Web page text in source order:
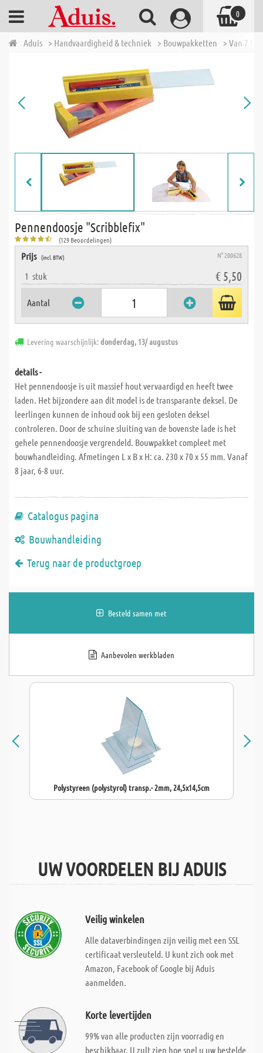
Aduis > Handvaardigheid & techniek > Bouwpakketten > Van 7 tot
Pennendoosje "Scribblefix"
(129 Beoordelingen)
Prijs (incl. BTW) N° 200628
1 stuk € 5,50
Aantal
Levering waarschijnlijk:donderdag, 13/ augustus
details -
Het pennendoosje is uit massief hout vervaardigd en heeft twee
laden. Het bijzondere aan dit model is de transparante deksel. De
leerlingen kunnen de inhoud ook bij een gesloten deksel
controleren. Door de schuine sluiting van de bovenste lade is het
gehele pennendoosje vergrendeld. Bouwpakket compleet met
bouwhandleiding. Afmetingen L x B x H: ca. 230 x 70 x 55 mm. Vanaf
8 jaar, 6-8 uur.
Catalogus pagina
Bouwhandleiding
Terug naar de productgroep
Besteld samen met
Aanbevolen werkbladen
Polystyreen (polystyrol) transp.- 2mm, 24,5x14,5cm
UW VOORDELEN BIJ ADUIS
Veilig winkelen
Alle dataverbindingen zijn veilig met een SSL
certificaat versleuteld. U kunt zich ook met
Amazon, Facebook of Google bij Aduis
aanmelden.
Korte levertijden
99% van alle producten zijn voorradig en
beschikbaar. U zult zien hoe snel u uw bestelde
0